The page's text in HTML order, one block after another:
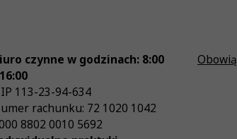
czynne w godzinach: 8:00
113-23-94-634
rachunku: 72 1020 1042
8802 0010 5692